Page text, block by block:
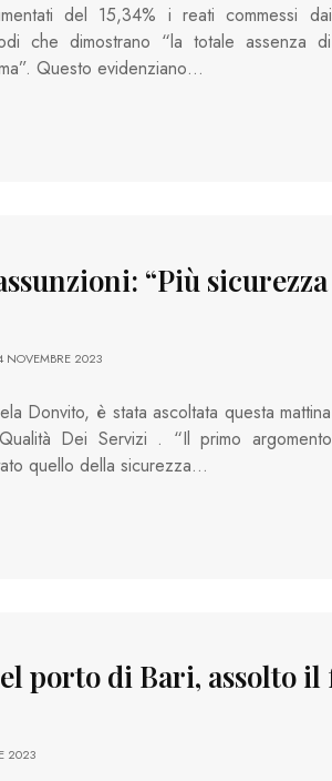
del 15,34% i reati commessi dai
che dimostrano “la totale assenza di
Questo evidenziano…
“Più
NOVEMBRE 2023
Donvito, è stata ascoltata questa mattina
Dei Servizi . “Il primo argomento
quello della sicurezza…
porto di Bari, assolto
2023